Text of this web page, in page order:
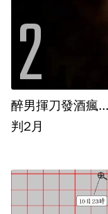
醉男揮刀發酒瘋
判2月